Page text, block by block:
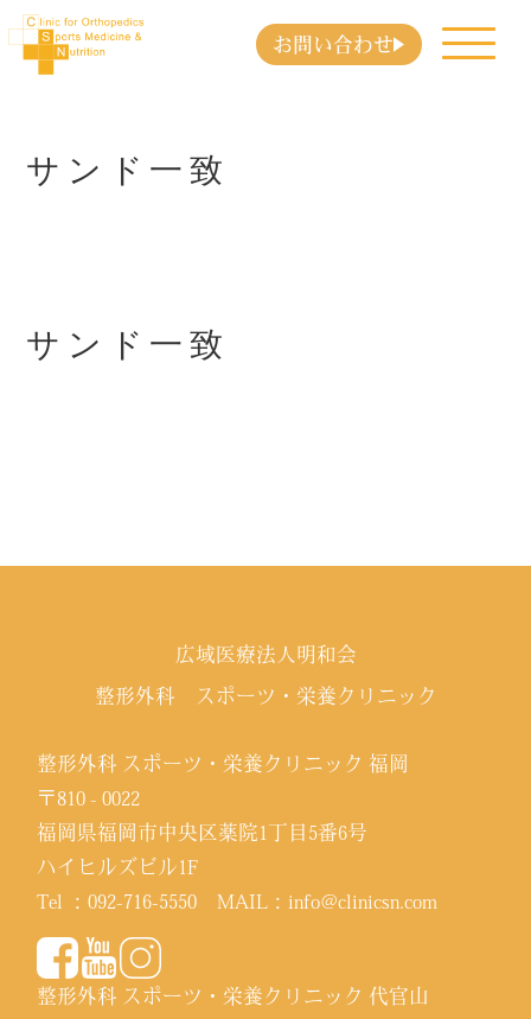
お問い合わせ
サンド一致
サンド一致
広域医療法人明和会
整形外科 スポーツ・栄養クリニック
整形外科 スポーツ・栄養クリニック 福岡
〒810 - 0022
福岡県福岡市中央区薬院1丁目5番6号
ハイヒルズビル1F
Tel ：092-716-5550 MAIL：info@clinicsn.com
整形外科 スポーツ・栄養クリニック 代官山